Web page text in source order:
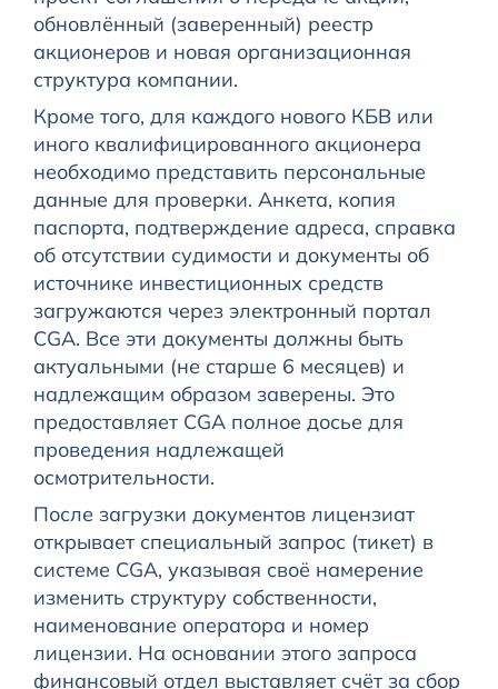
обновлённый (заверенный) реестр
акционеров и новая организационная
структура компании.
Кроме того, для каждого нового КБВ или
иного квалифицированного акционера
необходимо представить персональные
данные для проверки. Анкета, копия
паспорта, подтверждение адреса, справка
об отсутствии судимости и документы об
источнике инвестиционных средств
загружаются через электронный портал
CGA. Все эти документы должны быть
актуальными (не старше 6 месяцев) и
надлежащим образом заверены. Это
предоставляет CGA полное досье для
проведения надлежащей
осмотрительности.
После загрузки документов лицензиат
открывает специальный запрос (тикет) в
системе CGA, указывая своё намерение
изменить структуру собственности,
наименование оператора и номер
лицензии. На основании этого запроса
финансовый отдел выставляет счёт за сбор